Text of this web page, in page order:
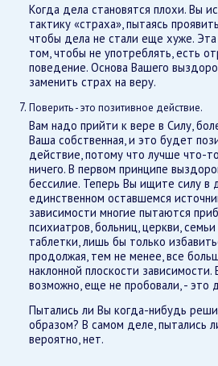
Когда дела становятся плохи. Вы
тактику «страха», пытаясь
чтобы дела не стали еще хуже.
том, чтобы не употреблять, есть
поведение. Основа Вашего
заменить страх на веру.
Поверить - это позитивное действие.
Вам надо прийти к вере в Силу,
Ваша собственная, и это будет
действие, потому что лучше что-
ничего. В первом принципе
бессилие. Теперь Вы ищите силу в
единственном оставшемся
зависимости многие пытаются
психиатров, больниц, церкви,
таблетки, лишь бы только
продолжая, тем не менее, все
наклонной плоскости зависимости.
возможно, еще не пробовали, - это
Пытались ли Вы когда-нибудь
образом? В самом деле, пытались
вероятно, нет.